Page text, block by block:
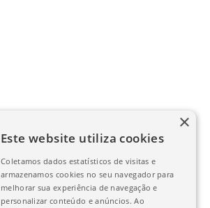
Este website utiliza cookies
Coletamos dados estatísticos de visitas e
armazenamos cookies no seu navegador para
melhorar sua experiência de navegação e
personalizar conteúdo e anúncios. Ao
×